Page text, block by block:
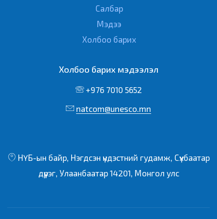
Салбар
Мэдээ
Холбоо барих
Холбоо барих мэдээлэл
+976 7010 5652
natcom@unesco.mn
НҮБ-ын байр, Нэгдсэн үндэстний гудамж, Сүхбаатар
дүүрэг, Улаанбаатар 14201, Монгол улс